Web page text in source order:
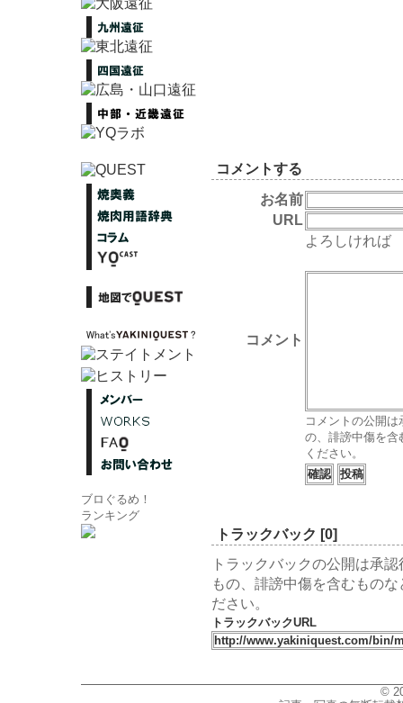
ブロぐるめ！
ランキング
コメントする
お名前
URL
よろしければ
コメント
コメントの公開
の、誹謗中傷を含
ください。
トラックバック [0]
トラックバックの公開は承
もの、誹謗中傷を含むもの
ださい。
トラックバックURL
©